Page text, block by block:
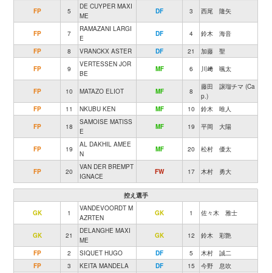
FP 5
DE CUYPER MAXI
ME
DF 3 西尾 隆矢
FP 7
RAMAZANI LARGI
E
DF 4 鈴木 海音
FP 8 VRANCKX ASTER DF 21 加藤 聖
FP 9
VERTESSEN JOR
BE
MF 6 川﨑 颯太
FP 10 MATAZO ELIOT MF 8
藤田 譲瑠チマ (Ca
p.)
FP
11 NKUBU KEN MF 10 鈴木 唯人
FP 18
SAMOISE MATISS
E
MF 19 平岡 大陽
FP 19
AL DAKHIL AMEE
N
MF 20 松村 優太
FP 20
VAN DER BREMPT
IGNACE
FW 17 木村 勇大
控え選手
GK 1
VANDEVOORDT M
AZRTEN
GK 1 佐々木 雅士
GK 21
DELANGHE MAXI
ME
GK 12 鈴木 彩艶
FP 2 SIQUET HUGO DF 5
木村 誠二
FP
3 KEITA MANDELA DF 15
今野 息吹